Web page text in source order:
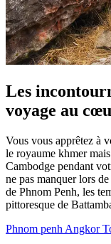
Les
voyage au
Vous vous apprêtez à
le royaume khmer
Cambodge pendant
ne pas manquer lors
de Phnom Penh, les
pittoresque de
Phnom penh Angkor